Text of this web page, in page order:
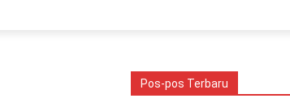
Pos-pos Terbaru